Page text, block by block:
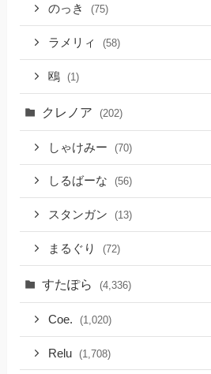
のっき (75)
ラメリィ (58)
鴎 (1)
クレノア (202)
しゃけみー (70)
しるばーな (56)
スタンガン (13)
まるぐり (72)
すたぽら (4,336)
Coe. (1,020)
Relu (1,708)